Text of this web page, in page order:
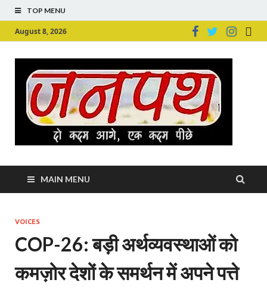
TOP MENU
August 8, 2026
MAIN MENU
VOICES
COP-26: बड़ी अर्थव्यवस्थाओं को
कमज़ोर देशों के समर्थन में अपने पत्ते